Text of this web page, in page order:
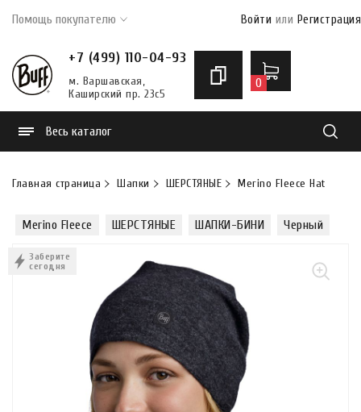
Помощь покупателю Войти или Регистрация
+7 (499) 110-04-93
м. Варшавская,
Каширский пр. 23с5
0
Весь каталог
Главная страница Шапки ШЕРСТЯНЫЕ Merino Fleece Hat
Merino Fleece ШЕРСТЯНЫЕ ШАПКИ-БИНИ Черный
Заберите
сегодня